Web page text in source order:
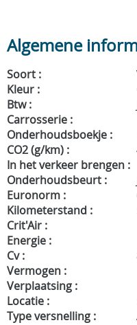
Algemene
Soort :
Kleur :
Btw :
Carrosserie :
Onderhoudsboekje :
CO2 (g/km) :
In het verkeer brengen :
Onderhoudsbeurt :
Euronorm :
Kilometerstand :
Crit'Air :
Energie :
Cv :
Vermogen :
Verplaatsing :
Locatie :
Type versnelling :